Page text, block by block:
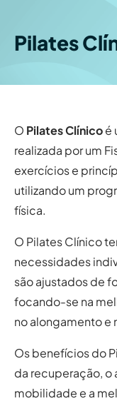
Pilates
O Pilates Clínicoé
realizada por um
exercícios e
utilizando um
física.
O Pilates Clínico
necessidades
são ajustados de
focando-se na
no alongamento e
Os benefícios do
da recuperação, o
mobilidade e a